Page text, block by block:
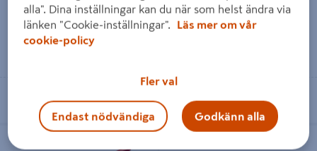
Läs mer
FALSTÅNG ETC RAK 55MM
PRESSTÅNG SJÄLVINSTÄLLANDE
alla". Dina inställningar kan du när som helst ändra via
länken "Cookie-inställningar".
Läs mer om vår
cookie-policy
Fler val
Endast nödvändiga Godkänn alla